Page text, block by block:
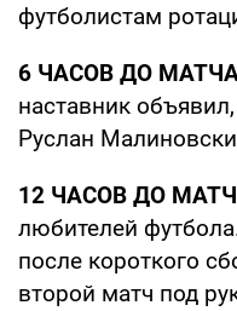
футболистам
6 ЧАСОВ ДО
наставник
Руслан
12 ЧАСОВ ДО
любителей
после короткого
второй матч под